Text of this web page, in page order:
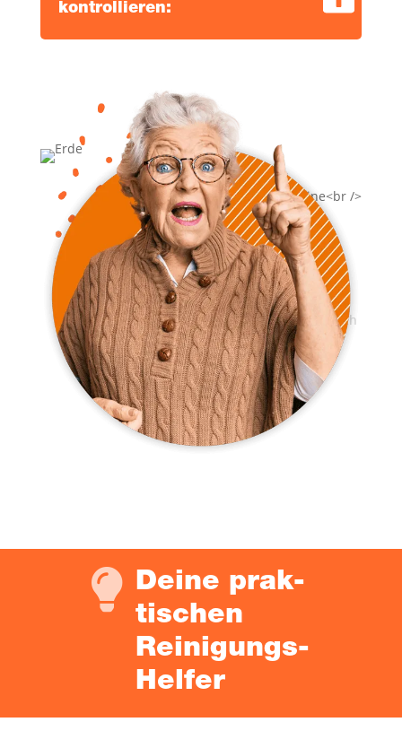
kontrollieren:
 Dei­ne prak­
ti­schen
Reinigungs-
Helfer